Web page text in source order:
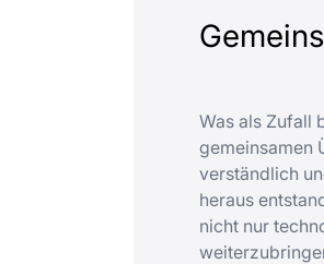
Was als Zufall
gemeinsamen
verständlich
heraus
nicht nur